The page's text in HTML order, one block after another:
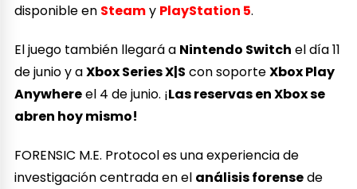
disponible en Steamy PlayStation 5.
El juego también llegará a Nintendo Switch el día 11
de junio y aXbox Series X|S con soporteXbox Play
Anywhereel 4 de junio. ¡Las reservas en Xbox se
abren hoy mismo!
FORENSIC M.E. Protocol es una experiencia de
investigación centrada en el análisis forensede